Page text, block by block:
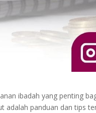
ibadah yang penting
adalah panduan dan tips